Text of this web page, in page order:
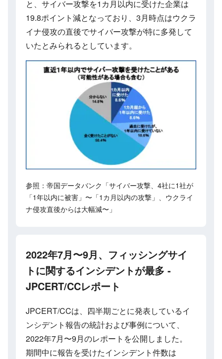
と、サイバー攻撃を1カ月以内に受けた企業は
19.8ポイント減となっており、3月時点はウクラ
イナ侵攻の直後でサイバー攻撃が特に多発して
いたとみられるとしています。
参照：帝国データバンク「サイバー攻撃、4社に1社が
「1年以内に被害」〜「1カ月以内の攻撃」、ウクライ
ナ侵攻直後からは大幅減〜」
2022年7月〜9月、フィッシングサイ
トに関するインシデントが最多 -
JPCERT/CCレポート
JPCERT/CCは、四半期ごとに発表しているイ
ンシデント報告の統計および事例について、
2022年7月〜9月のレポートを公開しました。
期間中に報告を受けたインシデント件数は